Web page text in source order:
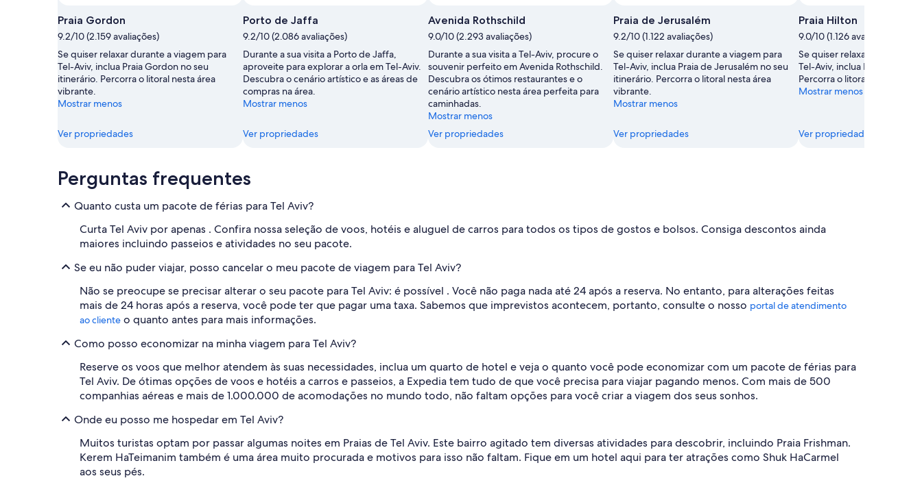
Praia Gordon
9.2/10 (2.159 avaliações)
Se quiser relaxar durante a viagem para
Tel-Aviv, inclua Praia Gordon no seu
itinerário. Percorra o litoral nesta área
vibrante.
Mostrar menos
Ver propriedades
Porto de Jaffa
9.2/10 (2.086 avaliações)
Durante a sua visita a Porto de Jaffa,
aproveite para explorar a orla em Tel-Aviv.
Descubra o cenário artístico e as áreas de
compras na área.
Mostrar menos
Ver propriedades
Avenida Rothschild
9.0/10 (2.293 avaliações)
Durante a sua visita a Tel-Aviv, procure o
souvenir perfeito em Avenida Rothschild.
Descubra os ótimos restaurantes e o
cenário artístico nesta área perfeita para
caminhadas.
Mostrar menos
Ver propriedades
Praia de Jerusalém
9.2/10 (1.122 avaliações)
Se quiser relaxar durante a viagem para
Tel-Aviv, inclua Praia de Jerusalém no seu
itinerário. Percorra o litoral nesta área
vibrante.
Mostrar menos
Ver propriedades
Praia Hilton
9.0/10 (1.126 avaliações)
Se quiser relaxar durante a
Tel-Aviv, inclua Praia Hilton
Percorra o litoral nesta área
Mostrar menos
Ver propriedades
Perguntas frequentes
Quanto custa um pacote de férias para Tel Aviv?
Curta Tel Aviv por apenas . Confira nossa seleção de voos, hotéis e aluguel de carros para todos os tipos de gostos e bolsos. Consiga descontos ainda
maiores incluindo passeios e atividades no seu pacote.
Se eu não puder viajar, posso cancelar o meu pacote de viagem para Tel Aviv?
Não se preocupe se precisar alterar o seu pacote para Tel Aviv: é possível . Você não paga nada até 24 após a reserva. No entanto, para alterações feitas
mais de 24 horas após a reserva, você pode ter que pagar uma taxa. Sabemos que imprevistos acontecem, portanto, consulte o nosso portal de atendimento
ao cliente o quanto antes para mais informações.
Como posso economizar na minha viagem para Tel Aviv?
Reserve os voos que melhor atendem às suas necessidades, inclua um quarto de hotel e veja o quanto você pode economizar com um pacote de férias para
Tel Aviv. De ótimas opções de voos e hotéis a carros e passeios, a Expedia tem tudo de que você precisa para viajar pagando menos. Com mais de 500
companhias aéreas e mais de 1.000.000 de acomodações no mundo todo, não faltam opções para você criar a viagem dos seus sonhos.
Onde eu posso me hospedar em Tel Aviv?
Muitos turistas optam por passar algumas noites em Praias de Tel Aviv. Este bairro agitado tem diversas atividades para descobrir, incluindo Praia Frishman.
Kerem HaTeimanim também é uma área muito procurada e motivos para isso não faltam. Fique em um hotel aqui para ter atrações como Shuk HaCarmel
aos seus pés.